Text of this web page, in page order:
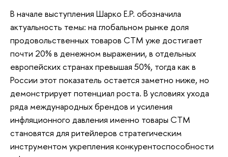
В начале выступления Шарко Е.Р. обозначила
актуальность темы: на глобальном рынке доля
продовольственных товаров СТМ уже достигает
почти 20% в денежном выражении, в отдельных
европейских странах превышая 50%, тогда как в
России этот показатель остается заметно ниже, но
демонстрирует потенциал роста. В условиях ухода
ряда международных брендов и усиления
инфляционного давления именно товары СТМ
становятся для ритейлеров стратегическим
инструментом укрепления конкурентоспособности